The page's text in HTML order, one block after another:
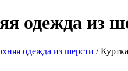
одежда из
одежда из шерсти /